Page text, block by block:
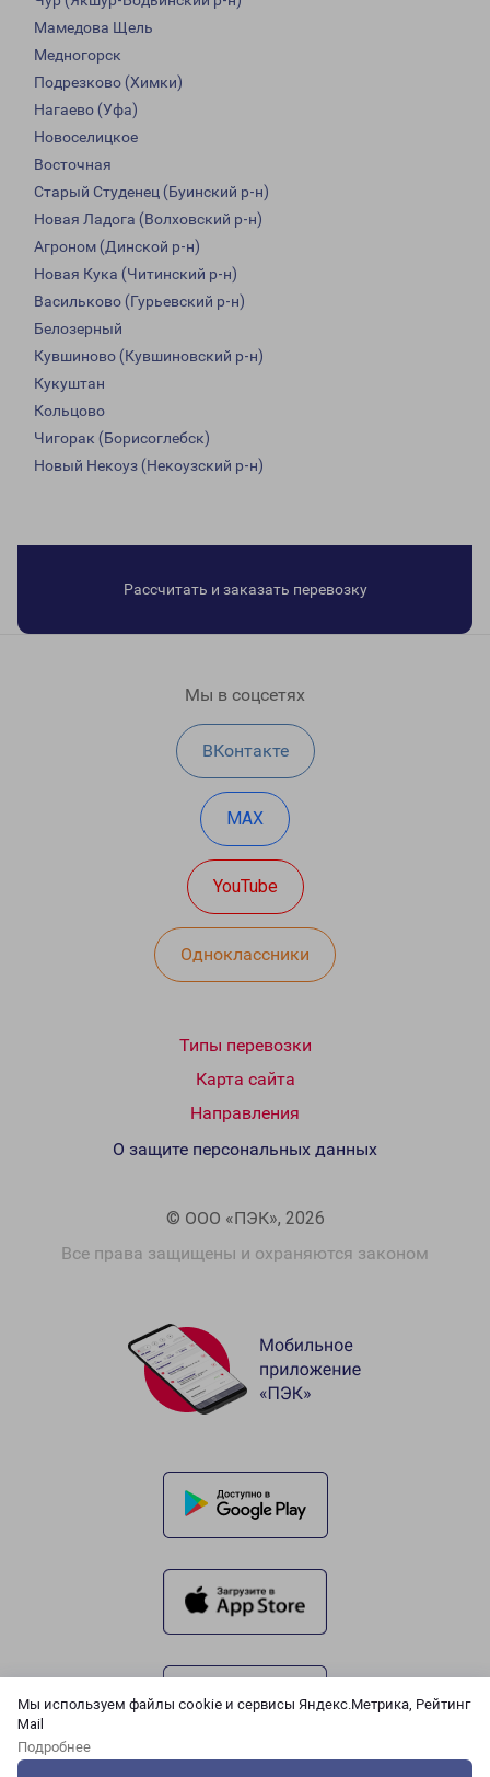
Мы используем файлы cookie и сервисы Яндекс.Метрика, Рейтинг
Mail
Подробнее
Мамедова Щель
Медногорск
Подрезково (Химки)
Нагаево (Уфа)
Новоселицкое
Восточная
Старый Студенец (Буинский р-н)
Новая Ладога (Волховский р-н)
Агроном (Динской р-н)
Новая Кука (Читинский р-н)
Васильково (Гурьевский р-н)
Белозерный
Кувшиново (Кувшиновский р-н)
Кукуштан
Кольцово
Чигорак (Борисоглебск)
Новый Некоуз (Некоузский р-н)
Рассчитать и заказать перевозку
Мы в соцсетях
ВКонтакте
MAX
YouTube
Одноклассники
Типы перевозки
Карта сайта
Направления
© ООО «ПЭК», 2026
Все права защищены и охраняются законом
О защите персональных данных